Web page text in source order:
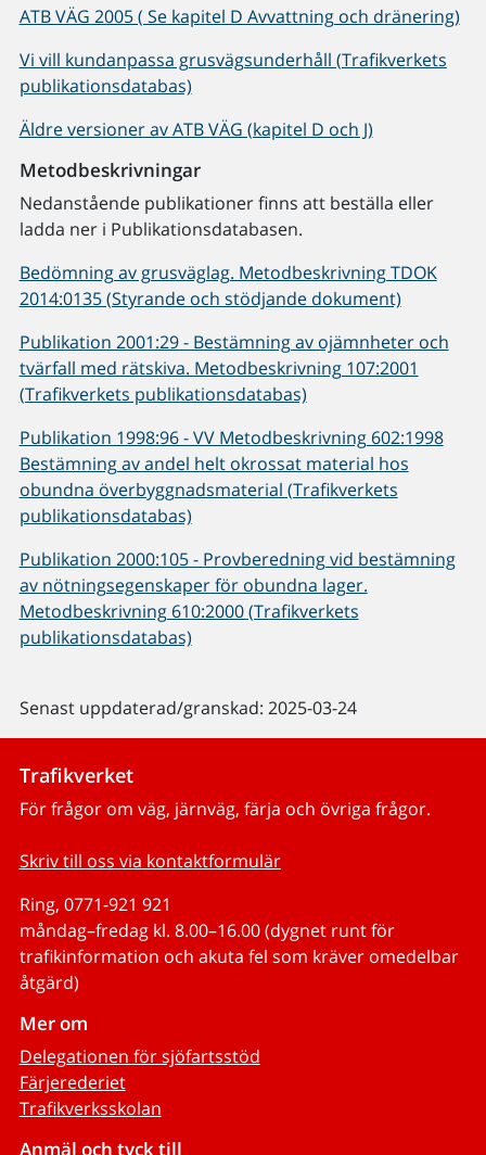
ATB VÄG 2005 ( Se kapitel D Avvattning och dränering)
Vi vill kundanpassa grusvägsunderhåll (Trafikverkets
publikationsdatabas)
Äldre versioner av ATB VÄG (kapitel D och J)
Metodbeskrivningar
Nedanstående publikationer finns att beställa eller
ladda ner i Publikationsdatabasen.
Bedömning av grusväglag. Metodbeskrivning TDOK
2014:0135 (Styrande och stödjande dokument)
Publikation 2001:29 - Bestämning av ojämnheter och
tvärfall med rätskiva. Metodbeskrivning 107:2001
(Trafikverkets publikationsdatabas)
Publikation 1998:96 - VV Metodbeskrivning 602:1998
Bestämning av andel helt okrossat material hos
obundna överbyggnadsmaterial (Trafikverkets
publikationsdatabas)
Publikation 2000:105 - Provberedning vid bestämning
av nötningsegenskaper för obundna lager.
Metodbeskrivning 610:2000 (Trafikverkets
publikationsdatabas)
Senast uppdaterad/granskad: 2025-03-24
Trafikverket
För frågor om väg, järnväg, färja och övriga frågor.
Skriv till oss via kontaktformulär
Ring, 0771-921 921
måndag–fredag kl. 8.00–16.00 (dygnet runt för
trafikinformation och akuta fel som kräver omedelbar
åtgärd)
Mer om
Delegationen för sjöfartsstöd
Färjerederiet
Trafikverksskolan
Anmäl och tyck till